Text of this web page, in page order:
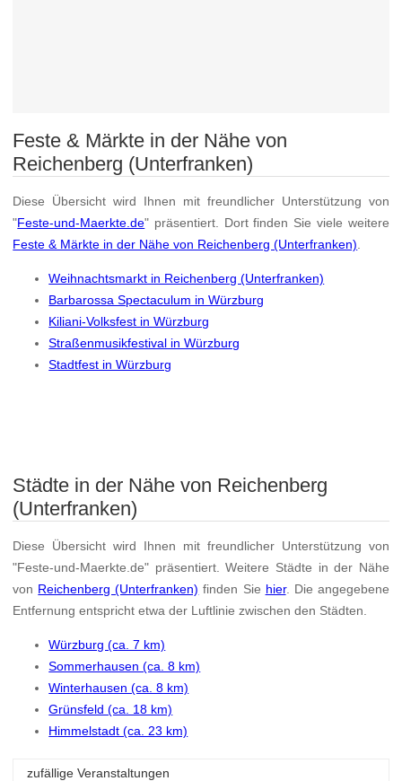
Feste & Märkte in der Nähe von
Reichenberg (Unterfranken)
Diese Übersicht wird Ihnen mit freundlicher Unterstützung von
"Feste-und-Maerkte.de" präsentiert. Dort finden Sie viele weitere
Feste & Märkte in der Nähe von Reichenberg (Unterfranken)
Weihnachtsmarkt in Reichenberg (Unterfranken)
Barbarossa Spectaculum in Würzburg
Kiliani-Volksfest in Würzburg
Straßenmusikfestival in Würzburg
Stadtfest in Würzburg
Städte in der Nähe von Reichenberg
(Unterfranken)
Diese Übersicht wird Ihnen mit freundlicher Unterstützung von
"Feste-und-Maerkte.de" präsentiert. Weitere Städte in der Nähe
von Reichenberg (Unterfranken) finden Sie hier. Die angegebene
Entfernung entspricht etwa der Luftlinie zwischen den Städten.
Würzburg (ca. 7 km)
Sommerhausen (ca. 8 km)
Winterhausen (ca. 8 km)
Grünsfeld (ca. 18 km)
Himmelstadt (ca. 23 km)
zufällige Veranstaltungen